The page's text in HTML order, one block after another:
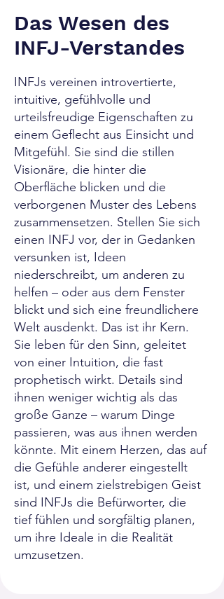
Das Wesen des
INFJ-Verstandes
INFJs vereinen introvertierte,
intuitive, gefühlvolle und
urteilsfreudige Eigenschaften zu
einem Geflecht aus Einsicht und
Mitgefühl. Sie sind die stillen
Visionäre, die hinter die
Oberfläche blicken und die
verborgenen Muster des Lebens
zusammensetzen. Stellen Sie sich
einen INFJ vor, der in Gedanken
versunken ist, Ideen
niederschreibt, um anderen zu
helfen – oder aus dem Fenster
blickt und sich eine freundlichere
Welt ausdenkt. Das ist ihr Kern.
Sie leben für den Sinn, geleitet
von einer Intuition, die fast
prophetisch wirkt. Details sind
ihnen weniger wichtig als das
große Ganze – warum Dinge
passieren, was aus ihnen werden
könnte. Mit einem Herzen, das auf
die Gefühle anderer eingestellt
ist, und einem zielstrebigen Geist
sind INFJs die Befürworter, die
tief fühlen und sorgfältig planen,
um ihre Ideale in die Realität
umzusetzen.